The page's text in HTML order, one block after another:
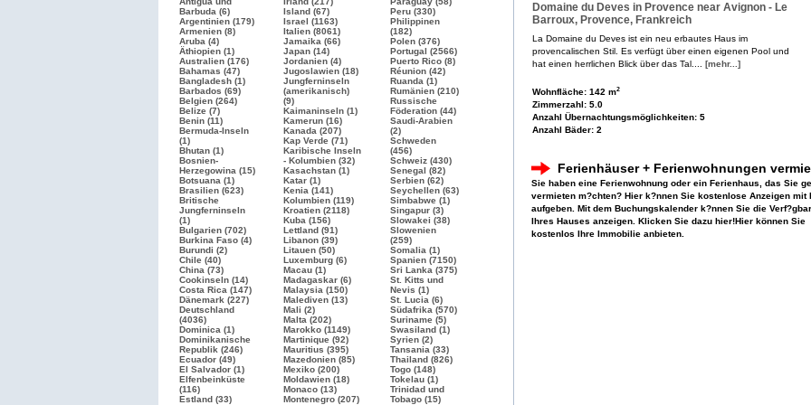
Barbuda (6)
Argentinien (179)
Armenien (8)
Aruba (4)
Äthiopien (1)
Australien (176)
Bahamas (47)
Bangladesh (1)
Barbados (69)
Belgien (264)
Belize (7)
Benin (11)
Bermuda-Inseln
(1)
Bhutan (1)
Bosnien-
Herzegowina (15)
Botsuana (1)
Brasilien (623)
Britische
Jungferninseln
(1)
Bulgarien (702)
Burkina Faso (4)
Burundi (2)
Chile (40)
China (73)
Cookinseln (14)
Costa Rica (147)
Dänemark (227)
Deutschland
(4036)
Dominica (1)
Dominikanische
Republik (246)
Ecuador (49)
El Salvador (1)
Elfenbeinküste
(116)
Estland (33)
Island (67)
Israel (1163)
Italien (8061)
Jamaika (66)
Japan (14)
Jordanien (4)
Jugoslawien (18)
Jungferninseln
(amerikanisch)
(9)
Kaimaninseln (1)
Kamerun (16)
Kanada (207)
Kap Verde (71)
Karibische Inseln
- Kolumbien (32)
Kasachstan (1)
Katar (1)
Kenia (141)
Kolumbien (119)
Kroatien (2118)
Kuba (156)
Lettland (91)
Libanon (39)
Litauen (50)
Luxemburg (6)
Macau (1)
Madagaskar (6)
Malaysia (150)
Malediven (13)
Mali (2)
Malta (202)
Marokko (1149)
Martinique (92)
Mauritius (395)
Mazedonien (85)
Mexiko (200)
Moldawien (18)
Monaco (13)
Montenegro (207)
Peru (330)
Philippinen
(182)
Polen (376)
Portugal (2566)
Puerto Rico (8)
Réunion (42)
Ruanda (1)
Rumänien (210)
Russische
Föderation (44)
Saudi-Arabien
(2)
Schweden
(456)
Schweiz (430)
Senegal (82)
Serbien (62)
Seychellen (63)
Simbabwe (1)
Singapur (3)
Slowakei (38)
Slowenien
(259)
Somalia (1)
Spanien (7150)
Sri Lanka (375)
St. Kitts und
Nevis (1)
St. Lucia (6)
Südafrika (570)
Suriname (5)
Swasiland (1)
Syrien (2)
Tansania (33)
Thailand (826)
Togo (148)
Tokelau (1)
Trinidad und
Tobago (15)
Domaine du Deves in Provence near Avignon - Le
Barroux, Provence, Frankreich
La Domaine du Deves ist ein neu erbautes Haus im
provencalischen Stil. Es verfügt über einen eigenen Pool und
hat einen herrlichen Blick über das Tal.... [mehr...]
Wohnfläche: 142 m2
Zimmerzahl: 5.0
Anzahl Übernachtungsmöglichkeiten: 5
Anzahl Bäder: 2
Ferienhäuser + Ferienwohnungen
Sie haben eine Ferienwohnung oder ein Ferienhaus, das Sie
vermieten m?chten? Hier k?nnen Sie kostenlose Anzeigen mit
aufgeben. Mit dem Buchungskalender k?nnen Sie die
Ihres Hauses anzeigen. Klicken Sie dazu hier!Hier können Sie
kostenlos Ihre Immobilie anbieten.